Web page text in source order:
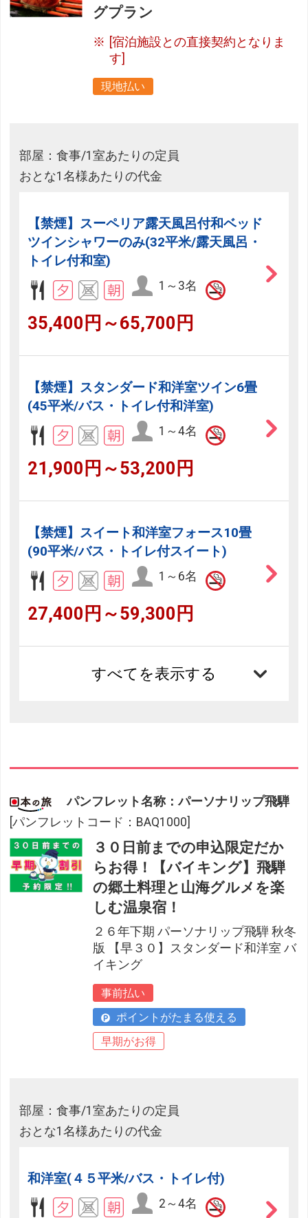
グプラン
[宿泊施設との直接契約となりま
す]
現地払い
部屋：食事/1室あたりの定員
おとな1名様あたりの代金
【禁煙】スーペリア露天風呂付和ベッド
ツインシャワーのみ(32平米/露天風呂・
トイレ付和室)
1～3名
35,400円～65,700円
【禁煙】スタンダード和洋室ツイン6畳
(45平米/バス・トイレ付和洋室)
1～4名
21,900円～53,200円
【禁煙】スイート和洋室フォース10畳
(90平米/バス・トイレ付スイート)
1～6名
27,400円～59,300円
すべてを表示する
パンフレット名称：パーソナリップ飛騨
[パンフレットコード：BAQ1000]
３０日前までの申込限定だか
らお得！【バイキング】飛騨
の郷土料理と山海グルメを楽
しむ温泉宿！
２６年下期 パーソナリップ飛騨 秋冬
版 【早３０】スタンダード和洋室 バ
イキング
事前払い
ポイントがたまる使える
早期がお得
部屋：食事/1室あたりの定員
おとな1名様あたりの代金
和洋室(４５平米/バス・トイレ付)
2～4名